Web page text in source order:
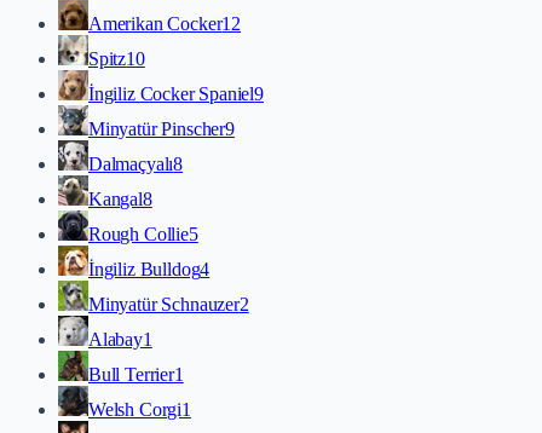
Amerikan Cocker12
Spitz10
İngiliz Cocker Spaniel9
Minyatür Pinscher9
Dalmaçyalı8
Kangal8
Rough Collie5
İngiliz Bulldog4
Minyatür Schnauzer2
Alabay1
Bull Terrier1
Welsh Corgi1